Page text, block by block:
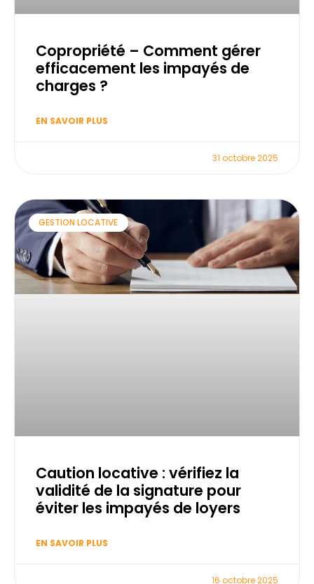
Copropriété – Comment gérer
efficacement les impayés de
charges ?
EN SAVOIR PLUS
31 octobre 2025
GESTION LOCATIVE
Caution locative : vérifiez la
validité de la signature pour
éviter les impayés de loyers
EN SAVOIR PLUS
16 octobre 2025